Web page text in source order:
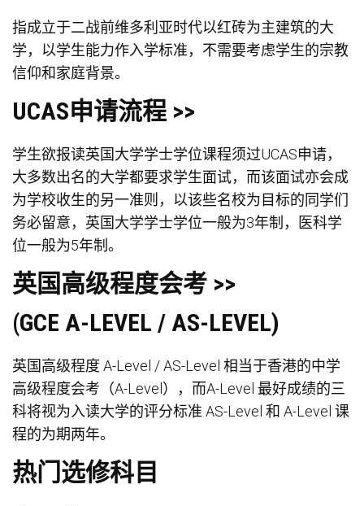
指成立于二战前维多利亚时代以红砖为主建筑的大
学，以学生能力作入学标准，不需要考虑学生的宗教
信仰和家庭背景。
UCAS申请流程 >>
学生欲报读英国大学学士学位课程须过UCAS申请，
大多数出名的大学都要求学生面试，而该面试亦会成
为学校收生的另一准则，以该些名校为目标的同学们
务必留意，英国大学学士学位一般为3年制，医科学
位一般为5年制。
英国高级程度会考 >>
(GCE A-LEVEL / AS-LEVEL)
英国高级程度 A-Level / AS-Level 相当于香港的中学
高级程度会考（A-Level），而A-Level 最好成绩的三
科将视为入读大学的评分标准 AS-Level 和 A-Level 课
程的为期两年。
热门选修科目